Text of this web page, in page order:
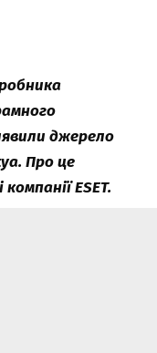
джерело
Про це
ESET.